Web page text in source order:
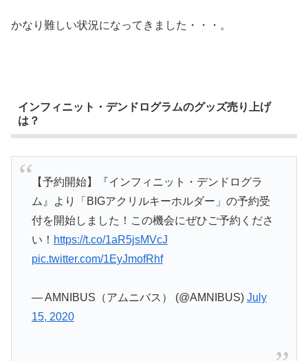
かなり難しい状況になってきました・・・。
インフィニット・デンドログラムのグッズ売り上げ
は？
【予約開始】『インフィニット・デンドログラ
ム』より「BIGアクリルキーホルダー」の予約受
付を開始しました！この機会にぜひご予約くださ
い！ https://t.co/1aR5jsMVcJ
pic.twitter.com/1EyJmofRhf
— AMNIBUS（アムニバス） (@AMNIBUS) July
15, 2020